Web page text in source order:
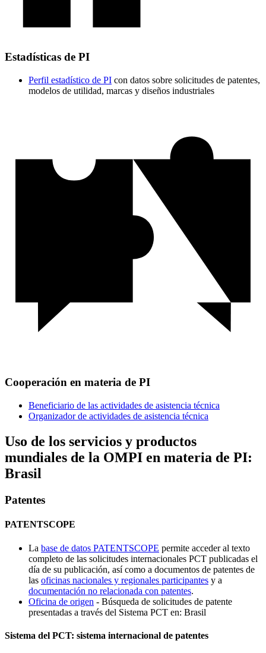
Estadísticas de PI
Perfil estadístico de PI con datos sobre solicitudes de patentes,
modelos de utilidad, marcas y diseños industriales
Cooperación en materia de PI
Beneficiario de las actividades de asistencia técnica
Organizador de actividades de asistencia técnica
Uso de los servicios y productos
mundiales de la OMPI en materia de PI:
Brasil
Patentes
PATENTSCOPE
La base de datos PATENTSCOPE permite acceder al texto
completo de las solicitudes internacionales PCT publicadas el
día de su publicación, así como a documentos de patentes de
las oficinas nacionales y regionales participantes y a
documentación no relacionada con patentes.
Oficina de origen - Búsqueda de solicitudes de patente
presentadas a través del Sistema PCT en: Brasil
Sistema del PCT: sistema internacional de patentes